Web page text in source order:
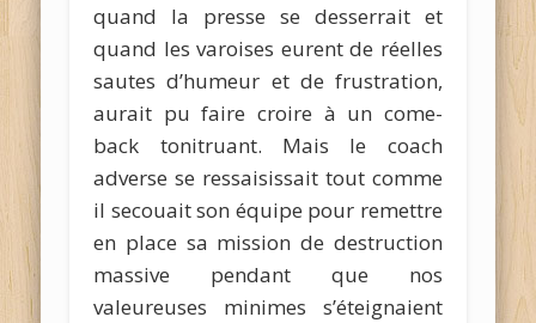
quand la presse se desserrait et
quand les varoises eurent de réelles
sautes d’humeur et de frustration,
aurait pu faire croire à un come-
back tonitruant. Mais le coach
adverse se ressaisissait tout comme
il secouait son équipe pour remettre
en place sa mission de destruction
massive pendant que nos
valeureuses minimes s’éteignaient